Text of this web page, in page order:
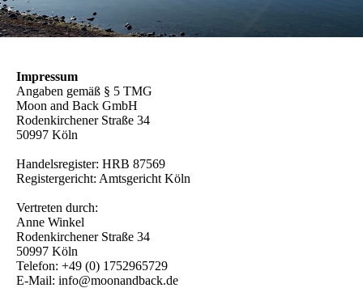
Impressum
Angaben gemäß § 5 TMG
Moon and Back GmbH
Rodenkirchener Straße 34
50997 Köln
Handelsregister: HRB 87569
Registergericht: Amtsgericht Köln
Vertreten durch:
Anne Winkel
Rodenkirchener Straße 34
50997 Köln
Telefon: +49 (0) 1752965729
E-Mail: info@moonandback.de